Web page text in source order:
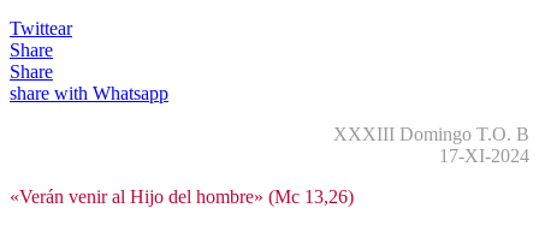
Twittear
Share
Share
share with Whatsapp
XXXIII Domingo T.O. B
17-XI-2024
«Verán venir al Hijo del hombre» (Mc 13,26)